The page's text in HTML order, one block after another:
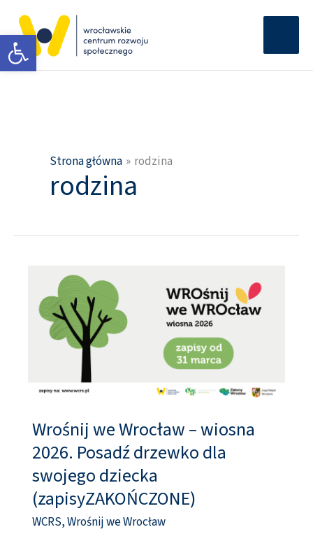
Otwórz pasek narzędzi
treści
Strona główna rodzina
rodzina
Wrośnij we Wrocław – wiosna
2026. Posadź drzewko dla
swojego dziecka
(zapisyZAKOŃCZONE)
WCRS,Wrośnij we Wrocław
Wrośnij
we
Wrocław
–
wiosna
2026.